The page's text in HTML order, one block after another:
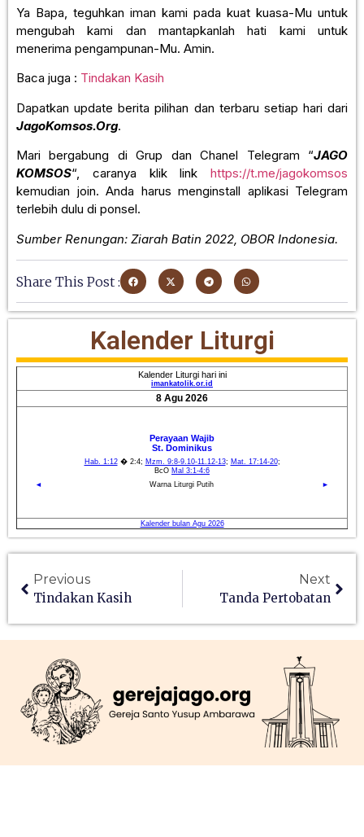
Ya Bapa, teguhkan iman kami pada kuat kuasa-Mu untuk
mengubah kami dan mantapkanlah hati kami untuk
menerima pengampunan-Mu. Amin.
Baca juga : Tindakan Kasih
Dapatkan update berita pilihan dan terbaru setiap hari dari
JagoKomsos.Org.
Mari bergabung di Grup dan Chanel Telegram “JAGO
KOMSOS“, caranya klik link https://t.me/jagokomsos
kemudian join. Anda harus menginstall aplikasi Telegram
terlebih dulu di ponsel.
Sumber Renungan: Ziarah Batin 2022, OBOR Indonesia.
Share This Post :
Kalender Liturgi
Previous
Tindakan Kasih
Next
Tanda Pertobatan